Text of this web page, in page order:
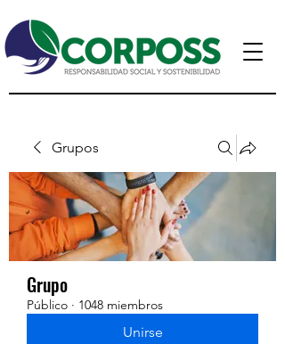
Grupos
Grupo
Público · 1048 miembros
Unirse